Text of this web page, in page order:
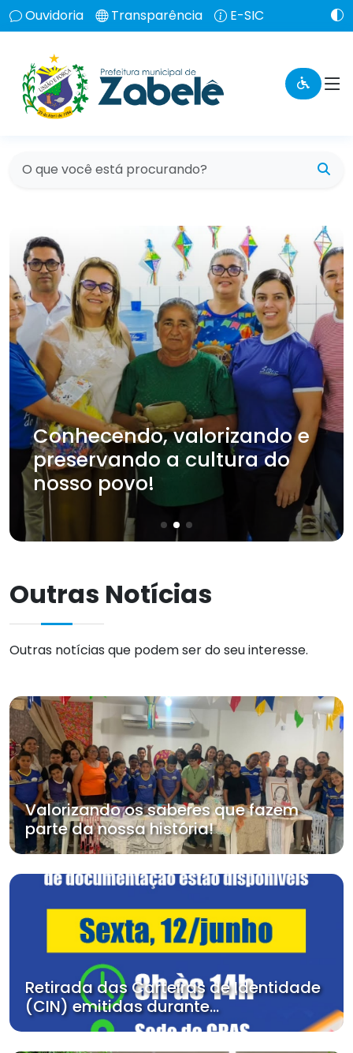
Ouvidoria Transparência E-SIC
Conhecendo, valorizando e
preservando a cultura do
nosso povo!
Outras Notícias
Outras notícias que podem ser do seu interesse.
Valorizando os saberes que fazem
parte da nossa história!
Retirada das Carteiras de Identidade
(CIN) emitidas durante...